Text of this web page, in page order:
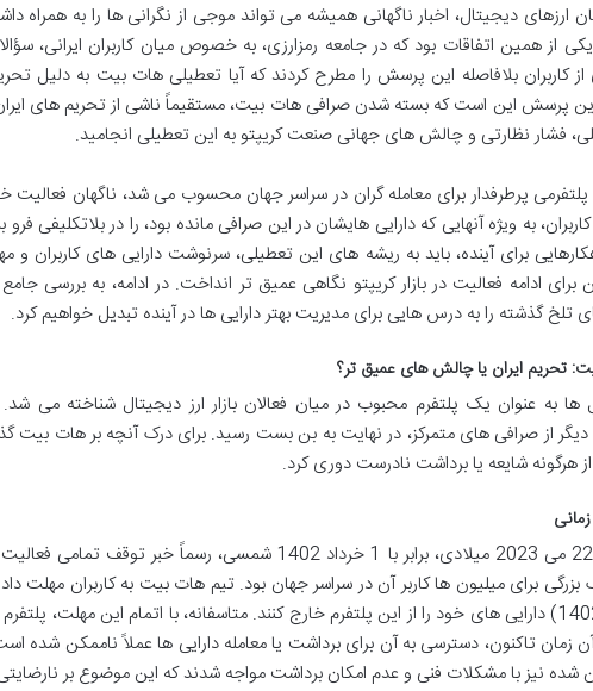
ارزهای دیجیتال، اخبار ناگهانی همیشه می تواند موجی از نگرانی ها را به همراه
از همین اتفاقات بود که در جامعه رمزارزی، به خصوص میان کاربران ایرانی،
از کاربران بلافاصله این پرسش را مطرح کردند که آیا تعطیلی هات بیت به دلیل
پرسش این است که بسته شدن صرافی هات بیت، مستقیماً ناشی از تحریم های ایران
فشار نظارتی و چالش های جهانی صنعت کریپتو به این تعطیلی انجامید.
پرطرفدار برای معامله گران در سراسر جهان محسوب می شد، ناگهان فعالیت
به ویژه آنهایی که دارایی هایشان در این صرافی مانده بود، را در بلاتکلیفی
برای آینده، باید به ریشه های این تعطیلی، سرنوشت دارایی های کاربران و
ادامه فعالیت در بازار کریپتو نگاهی عمیق تر انداخت. در ادامه، به بررسی
گذشته را به درس هایی برای مدیریت بهتر دارایی ها در آینده تبدیل خواهیم کرد.
تحریم ایران یا چالش های عمیق تر؟
به عنوان یک پلتفرم محبوب در میان فعالان بازار ارز دیجیتال شناخته می شد.
از صرافی های متمرکز، در نهایت به بن بست رسید. برای درک آنچه بر هات بیت
هرگونه شایعه یا برداشت نادرست دوری کرد.
صرافی هات بیت در تاریخ 22 می 2023 میلادی، برابر با 1 خرداد 1402 شمسی، رسماً خبر
یا 30 ژوئن 2023 (9 تیر 1402) دارایی های خود را از این پلتفرم خارج کنند. متاسفانه، با اتمام این مهلت،
زمان تاکنون، دسترسی به آن برای برداشت یا معامله دارایی ها عملاً ناممکن شده
شده نیز با مشکلات فنی و عدم امکان برداشت مواجه شدند که این موضوع بر